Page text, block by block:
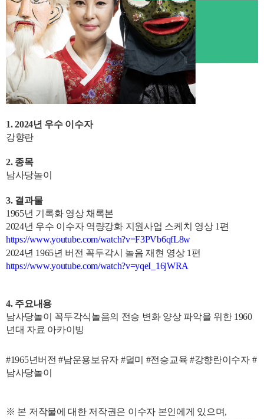
1. 2024년 우수 이수자
강향란
2. 종목
남사당놀이
3. 결과물
1965년 기록화 영상 채록본
2024년 우수 이수자 역량강화 지원사업 스케치 영상 1편
https://www.youtube.com/watch?v=F3PVb6qfL8w
2024년 1965년 버전 꼭두각시 놀음 재현 영상 1편
https://www.youtube.com/watch?v=yqeI_16jWRA
4. 주요내용
남사당놀이 꼭두각식놀음의 전승 변화 양상 파악을 위한 1960
년대 자료 아카이빙
#1965년버전 #남운용보유자 #덜미 #전승교육 #강향란이수자 #
남사당놀이
※ 본 저작물에 대한 저작권은 이수자 본인에게 있으며,